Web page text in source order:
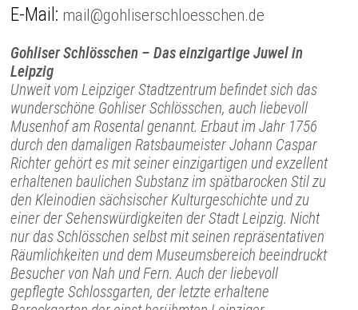
E-Mail: mail@gohliserschloesschen.de
Gohliser Schlösschen – Das einzigartige Juwel in
Leipzig
Unweit vom Leipziger Stadtzentrum befindet sich das
wunderschöne Gohliser Schlösschen, auch liebevoll
Musenhof am Rosental genannt. Erbaut im Jahr 1756
durch den damaligen Ratsbaumeister Johann Caspar
Richter gehört es mit seiner einzigartigen und exzellent
erhaltenen baulichen Substanz im spätbarocken Stil zu
den Kleinodien sächsischer Kulturgeschichte und zu
einer der Sehenswürdigkeiten der Stadt Leipzig. Nicht
nur das Schlösschen selbst mit seinen repräsentativen
Räumlichkeiten und dem Museumsbereich beeindruckt
Besucher von Nah und Fern. Auch der liebevoll
gepflegte Schlossgarten, der letzte erhaltene